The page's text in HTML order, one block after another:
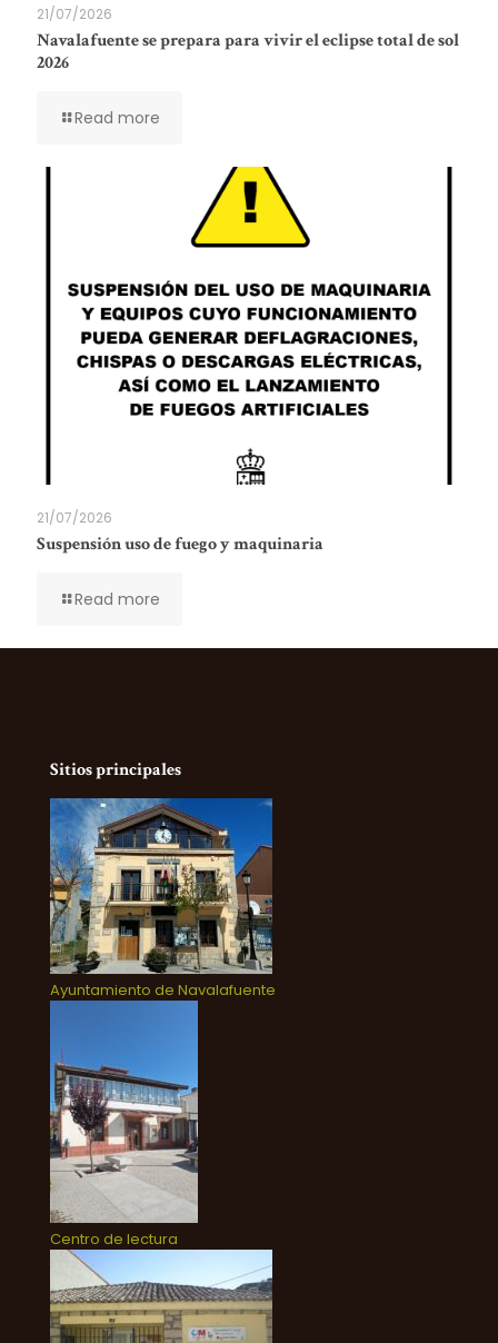
21/07/2026
Navalafuente se prepara para vivir el eclipse total de sol
2026
Read more
21/07/2026
Suspensión uso de fuego y maquinaria
Read more
Sitios principales
Ayuntamiento de Navalafuente
Centro de lectura